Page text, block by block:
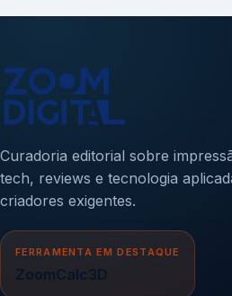
Curadoria editorial sobre
tech, reviews e tecnologia
criadores exigentes.
FERRAMENTA EM DESTAQUE
ZoomCalc3D